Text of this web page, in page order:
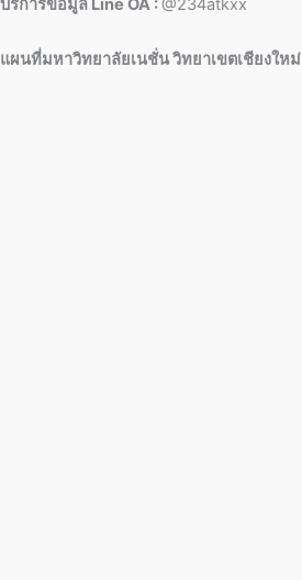
บริการข้อมูล Line OA :@234atkxx
แผนที่มหาวิทยาลัยเนชั่น วิทยาเขตเชียงใหม่